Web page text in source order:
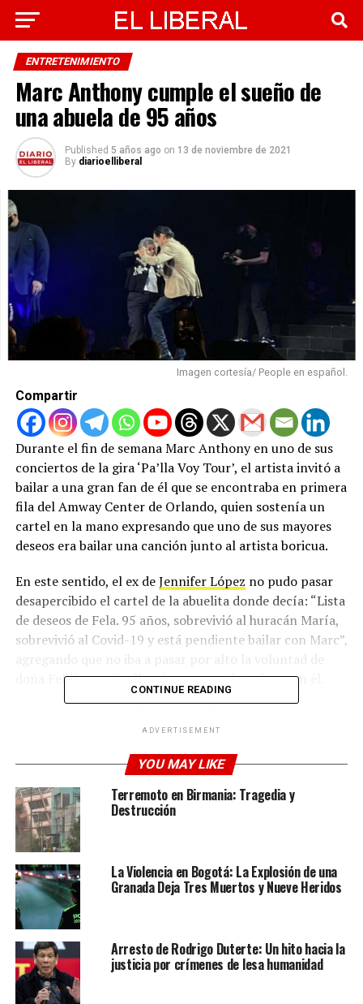
ENTRETENIMIENTO
Marc Anthony cumple el sueño de
una abuela de 95 años
Published 5 años ago on 13 de noviembre de 2021
By diarioelliberal
Imagen cortesía/ People en español.
Compartir
Durante el fin de semana Marc Anthony en uno de sus
conciertos de la gira ‘Pa’lla Voy Tour’, el artista invitó a
bailar a una gran fan de él que se encontraba en primera
fila del Amway Center de Orlando, quien sostenía un
cartel en la mano expresando que uno de sus mayores
deseos era bailar una canción junto al artista boricua.
En este sentido, el ex deJennifer López no pudo pasar
desapercibido el cartel de la abuelita donde decía: “Lista
de deseos de Fela. 95 años, sobrevivió al huracán María,
sobrevivió al Covid-19 y está pendiente bailar con Marc”,
agregando que no iba a pasar por alto la voluntad de
doña Felicia a quien llamó a compartir tarima con él.
Nunca olvidaré esta noche», escribió la nieta
en su Instagram con una fotografía del artista de éxitos
Valió la pena,Ahora quienoTe tengo
aquífirmando la ya famosa cartulina con la que Fela
cumplió su sueño.
Esto es lo más bonito que se puede ver, esta mujer de 95
años, solo le faltaba bailar con Marc Anthony, en su lista
de pendientes…
Visita nuestras Redes Sociales
Facebook: @diarioelliberal
CONTINUE READING
ADVERTISEMENT
YOU MAY LIKE
Terremoto en Birmania: Tragedia y
Destrucción
La Violencia en Bogotá: La Explosión de una
Granada Deja Tres Muertos y Nueve Heridos
Arresto de Rodrigo Duterte: Un hito hacia la
justicia por crímenes de lesa humanidad